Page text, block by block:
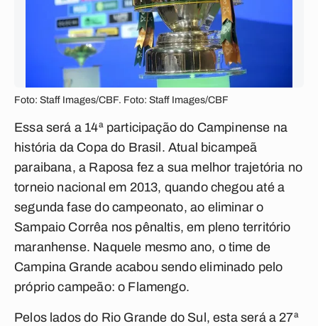
Foto: Staff Images/CBF. Foto: Staff Images/CBF
Essa será a 14ª participação do Campinense na
história da Copa do Brasil. Atual bicampeã
paraibana, a Raposa fez a sua melhor trajetória no
torneio nacional em 2013, quando chegou até a
segunda fase do campeonato, ao eliminar o
Sampaio Corrêa nos pênaltis, em pleno território
maranhense. Naquele mesmo ano, o time de
Campina Grande acabou sendo eliminado pelo
próprio campeão: o Flamengo.
Pelos lados do Rio Grande do Sul, esta será a 27ª